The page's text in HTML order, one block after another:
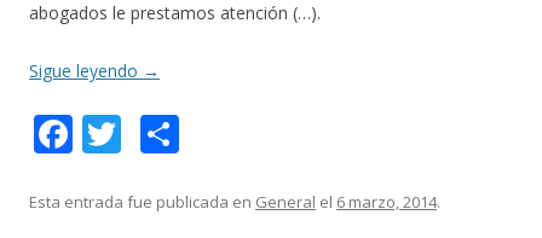
abogados le prestamos atención (…).
Sigue leyendo →
F
e
T
itt m
Esta entrada fue publicada en General el 6 marzo, 2014.